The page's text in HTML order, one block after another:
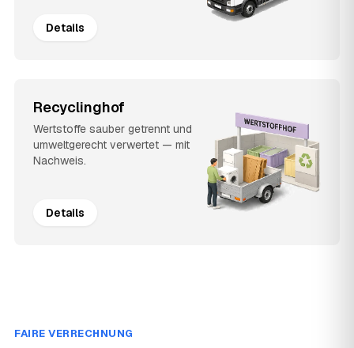
Details
Recyclinghof
Wertstoffe sauber getrennt und
umweltgerecht verwertet — mit
Nachweis.
Details
FAIRE VERRECHNUNG